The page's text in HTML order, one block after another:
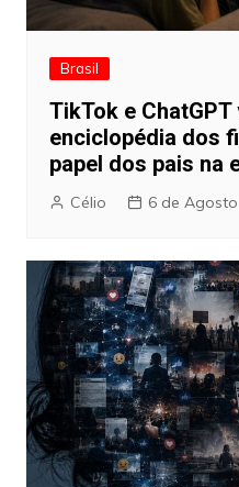
Brasil
TikTok e
enciclopédia dos
papel dos pais na
Célio 6 de